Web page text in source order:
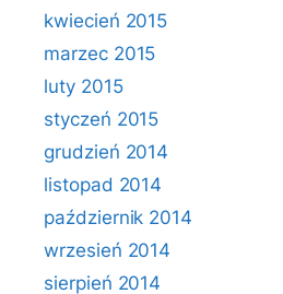
kwiecień 2015
marzec 2015
luty 2015
styczeń 2015
grudzień 2014
listopad 2014
październik 2014
wrzesień 2014
sierpień 2014